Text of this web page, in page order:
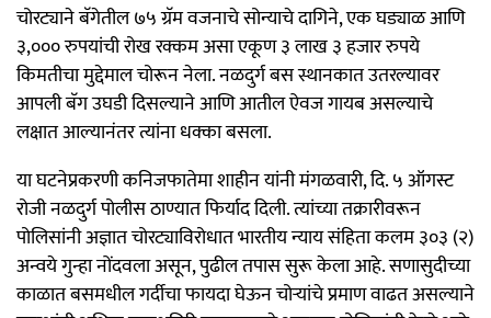
चोरट्याने बॅगेतील ७५ ग्रॅम वजनाचे सोन्याचे दागिने, एक घड्याळ आणि
३,००० रुपयांची रोख रक्कम असा एकूण ३ लाख ३ हजार रुपये
किमतीचा मुद्देमाल चोरून नेला. नळदुर्ग बस स्थानकात उतरल्यावर
आपली बॅग उघडी दिसल्याने आणि आतील ऐवज गायब असल्याचे
लक्षात आल्यानंतर त्यांना धक्का बसला.
या घटनेप्रकरणी कनिजफातेमा शाहीन यांनी मंगळवारी, दि. ५ ऑगस्ट
रोजी नळदुर्ग पोलीस ठाण्यात फिर्याद दिली. त्यांच्या तक्रारीवरून
पोलिसांनी अज्ञात चोरट्याविरोधात भारतीय न्याय संहिता कलम ३०३ (२)
अन्वये गुन्हा नोंदवला असून, पुढील तपास सुरू केला आहे. सणासुदीच्या
काळात बसमधील गर्दीचा फायदा घेऊन चोऱ्यांचे प्रमाण वाढत असल्याने